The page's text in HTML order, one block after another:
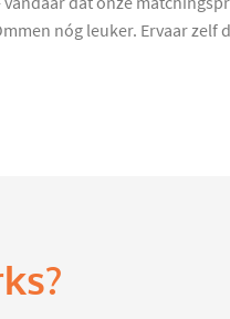
nóg leuker. Ervaar zelf